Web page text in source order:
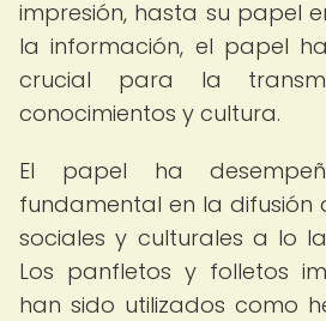
impresión, hasta su papel
la información, el papel
crucial para la
conocimientos y cultura.
El papel ha
fundamental en la difusión
sociales y culturales a lo
Los panfletos y folletos
han sido utilizados como